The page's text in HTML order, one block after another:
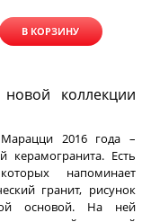
В КОРЗИНУ
коллекции
2016 года –
керамогранита. Есть
напоминает
гранит, рисунок
основой. На ней